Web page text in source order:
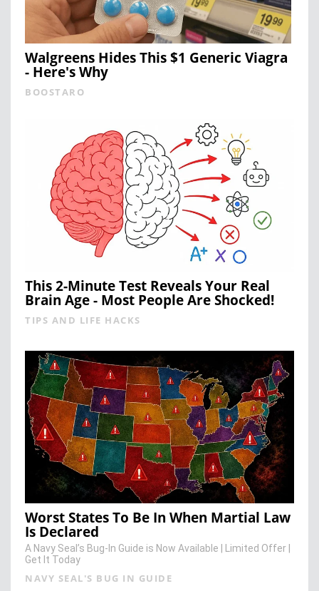
Walgreens Hides This $1 Generic Viagra
- Here's Why
BOOSTARO
This 2-Minute Test Reveals Your Real
Brain Age - Most People Are Shocked!
TIPS AND LIFE HACKS
Worst States To Be In When Martial Law
Is Declared
A Navy Seal’s Bug-In Guide is Now Available | Limited Offer |
Get It Today
NAVY SEAL'S BUG IN GUIDE